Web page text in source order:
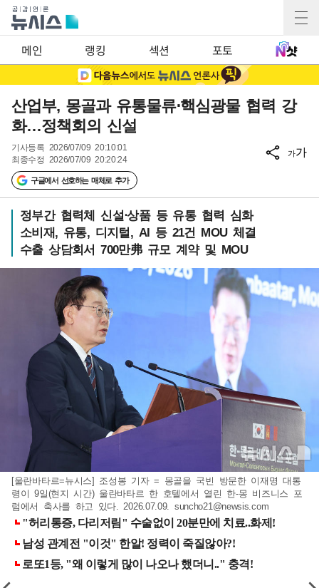
메인 랭킹 섹션 포토
산업부, 몽골과 유통물류⋅핵심광물 협력 강
화…정책회의 신설
기사등록 2026/07/09 20:10:01
최종수정 2026/07/09 20:20:24
구글에서 선호하는 매체로 추가
가가
정부간 협력체 신설⋅상품 등 유통 협력 심화
소비재, 유통, 디지털, AI 등 21건 MOU 체결
수출 상담회서 700만弗 규모 계약 및 MOU
[울란바타르=뉴시스] 조성봉 기자 = 몽골을 국빈 방문한 이재명 대통
령이 9일(현지 시간) 울란바타르 한 호텔에서 열린 한-몽 비즈니스 포
럼에서 축사를 하고 있다. 2026.07.09. suncho21@newsis.com